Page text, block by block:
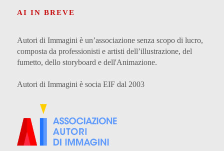
AI IN BREVE
Autori di Immagini è un’associazione senza scopo di lucro,
composta da professionisti e artisti dell’illustrazione, del
fumetto, dello storyboard e dell'Animazione.
Autori di Immagini è socia EIF dal 2003